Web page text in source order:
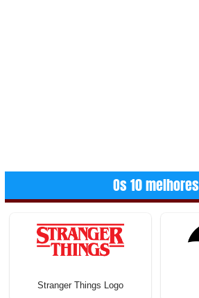
Os 10 melhores
Stranger Things Logo